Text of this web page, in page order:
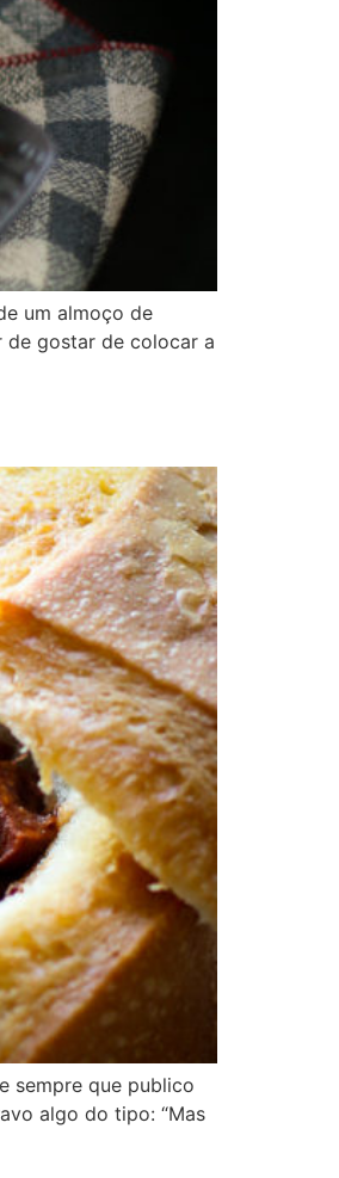
um almoço de
de gostar de colocar a
sempre que publico
algo do tipo: “Mas